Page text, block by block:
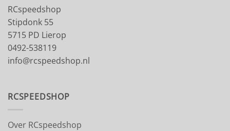
RCspeedshop
Stipdonk 55
5715 PD Lierop
0492-538119
info@rcspeedshop.nl
RCSPEEDSHOP
Over RCspeedshop